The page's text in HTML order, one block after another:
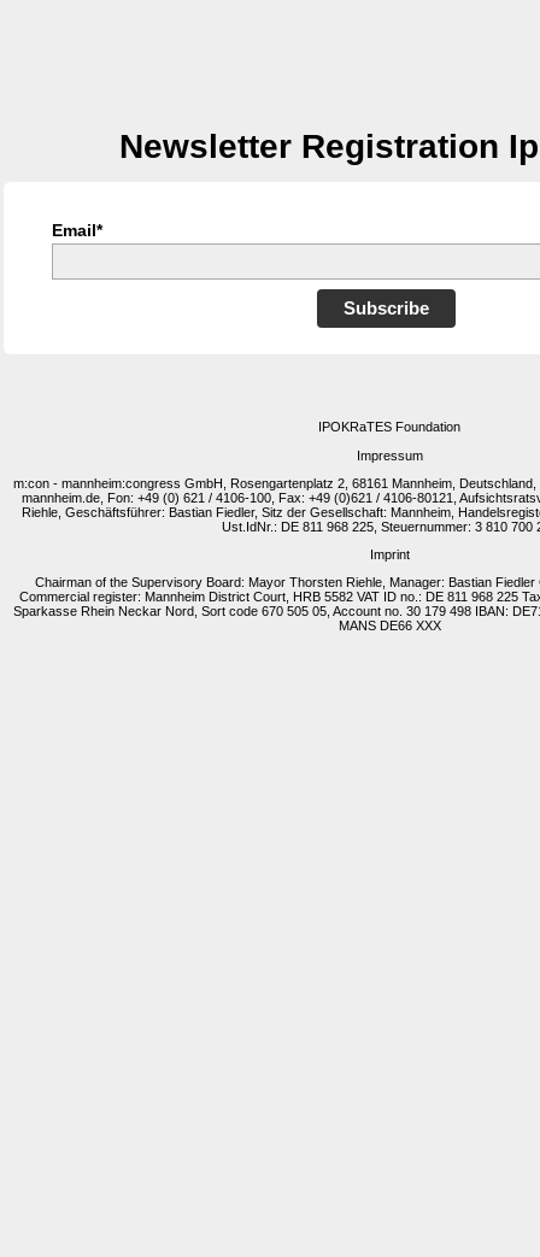
Newsletter Registration
Email*
Subscribe
IPOKRaTES Foundation
Impressum
m:con - mannheim:congress GmbH, Rosengartenplatz 2, 68161 Mannheim,
mannheim.de, Fon: +49 (0) 621 / 4106-100, Fax: +49 (0)621 / 4106-80121,
Riehle, Geschäftsführer: Bastian Fiedler, Sitz der Gesellschaft: Mannheim,
Ust.IdNr.: DE 811 968 225, Steuernummer: 3 810 700
Imprint
Chairman of the Supervisory Board: Mayor Thorsten Riehle, Manager: Bastian
Commercial register: Mannheim District Court, HRB 5582 VAT ID no.: DE 811 968 225
Sparkasse Rhein Neckar Nord, Sort code 670 505 05, Account no. 30 179 498 IBAN:
MANS DE66 XXX